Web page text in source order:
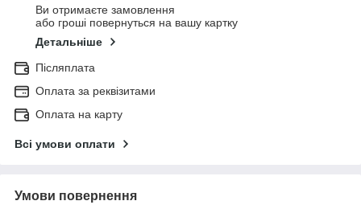
Ви отримаєте замовлення
або гроші повернуться на вашу картку
Детальніше
Післяплата
Оплата за реквізитами
Оплата на карту
Всі умови оплати
Умови повернення